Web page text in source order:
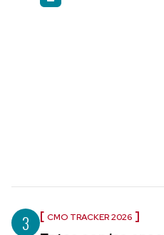
3 CMO TRACKER 2026